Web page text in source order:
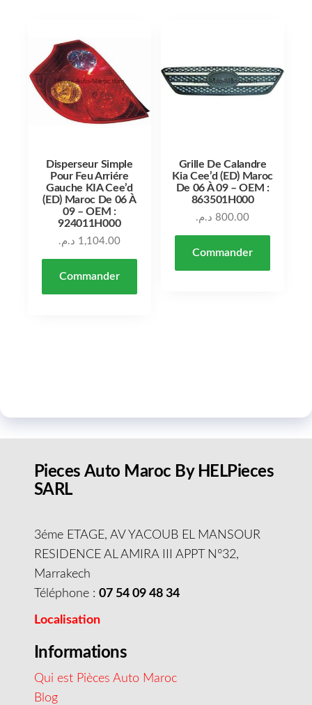
Disperseur Simple
Pour Feu Arriére
Gauche KIA Cee’d
(ED) Maroc De 06 À
09 – OEM :
924011H000
1,104.00 د.م.
Commander
Grille De Calandre
Kia Cee’d (ED) Maroc
De 06 À 09 – OEM :
863501H000
800.00 د.م.
Commander
Pieces Auto Maroc By HELPieces
SARL
3éme ETAGE, AV YACOUB EL MANSOUR
RESIDENCE AL AMIRA III APPT N°32,
Marrakech
Téléphone : 07 54 09 48 34
Localisation
Informations
Qui est Pièces Auto Maroc
Blog